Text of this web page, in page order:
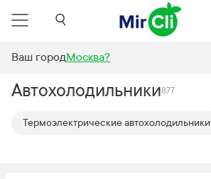
Ваш городМосква?
Автохолодильники
Автохолодильники877
Термоэлектрические автохолодильники